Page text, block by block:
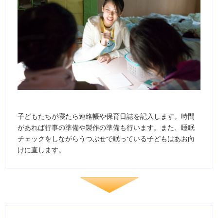
子どもたちが寝たら連絡帳や保育日誌を記入します。時間
があれば行事の準備や製作の準備も行います。また、睡眠
チェックをしながらうつぶせで眠っている子どもはあお向
けに直します。